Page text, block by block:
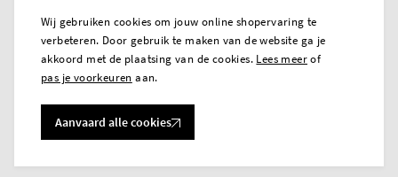
Wij gebruiken cookies om jouw online shopervaring te
verbeteren. Door gebruik te maken van de website ga je
akkoord met de plaatsing van de cookies. Lees meerof
pas je voorkeuren aan.
Aanvaard alle cookies